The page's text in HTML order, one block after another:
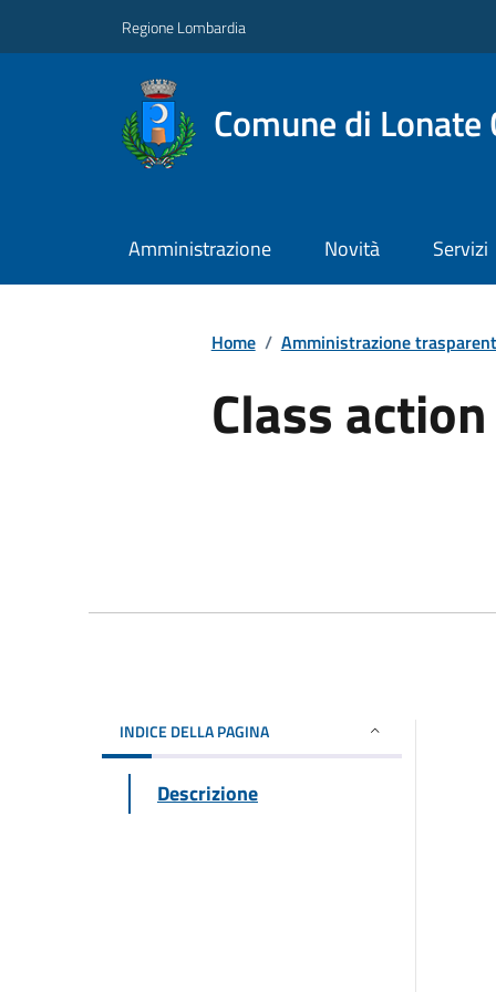
Regione Lombardia
Comune di Lonate
Amministrazione Novità Servizi
Home / Amministrazione
Class action
INDICE DELLA PAGINA
Descrizione